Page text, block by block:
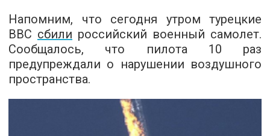
Напомним, что сегодня утром турецкие
ВВС сбили российский военный самолет.
Сообщалось, что пилота 10 раз
предупреждали о нарушении воздушного
пространства.